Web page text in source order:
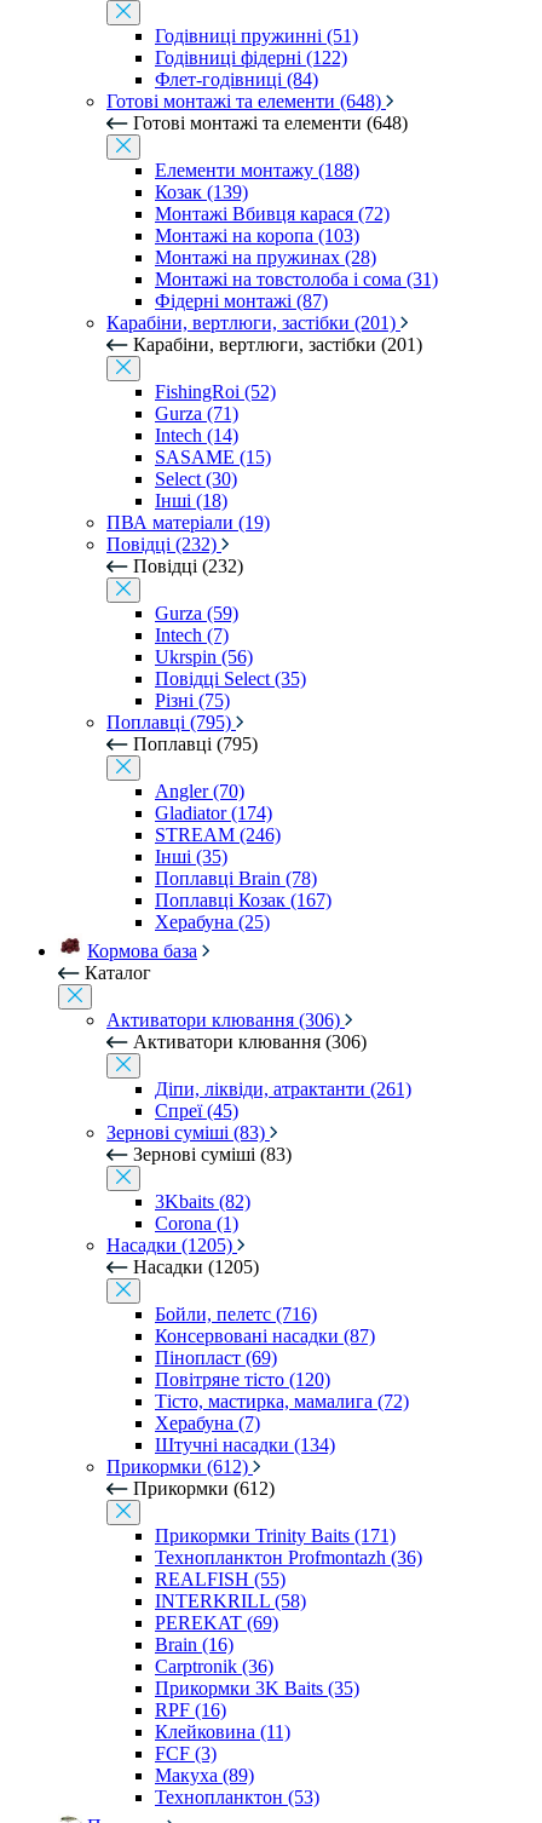
Годівниці пружинні (51)
Годівниці фідерні (122)
Флет-годівниці (84)
Готові монтажі та елементи (648)
Готові монтажі та елементи (648)
Елементи монтажу (188)
Козак (139)
Монтажі Вбивця карася (72)
Монтажі на коропа (103)
Монтажі на пружинах (28)
Монтажі на товстолоба і сома (31)
Фідерні монтажі (87)
Карабіни, вертлюги, застібки (201)
Карабіни, вертлюги, застібки (201)
FishingRoi (52)
Gurza (71)
Intech (14)
SASAME (15)
Select (30)
Інші (18)
ПВА матеріали (19)
Повідці (232)
Повідці (232)
Gurza (59)
Intech (7)
Ukrspin (56)
Повідці Select (35)
Різні (75)
Поплавці (795)
Поплавці (795)
Angler (70)
Gladiator (174)
STREAM (246)
Інші (35)
Поплавці Brain (78)
Поплавці Козак (167)
Херабуна (25)
Кормова база
Каталог
Активатори клювання (306)
Активатори клювання (306)
Діпи, ліквіди, атрактанти (261)
Спреї (45)
Зернові суміші (83)
Зернові суміші (83)
3Kbaits (82)
Corona (1)
Насадки (1205)
Насадки (1205)
Бойли, пелетс (716)
Консервовані насадки (87)
Пінопласт (69)
Повітряне тісто (120)
Тісто, мастирка, мамалига (72)
Херабуна (7)
Штучні насадки (134)
Прикормки (612)
Прикормки (612)
Прикормки Trinity Baits (171)
Технопланктон Profmontazh (36)
REALFISH (55)
INTERKRILL (58)
PEREKAT (69)
Brain (16)
Carptronik (36)
Прикормки 3K Baits (35)
RPF (16)
Клейковина (11)
FCF (3)
Макуха (89)
Технопланктон (53)